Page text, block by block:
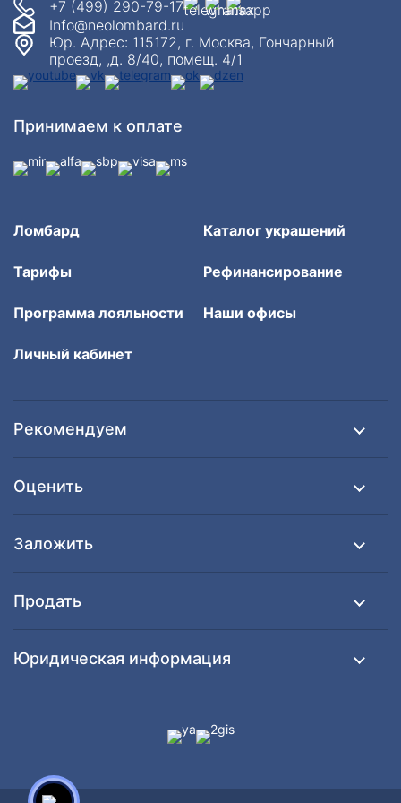
Ломбард Каталог украшений
Тарифы Рефинансирование
Программа лояльности Наши офисы
Личный кабинет
Рекомендуем
Оценить
Заложить
Продать
Юридическая информация
+7 (499) 290-79-17
Info@neolombard.ru
Юр. Адрес: 115172, г. Москва, Гончарный
проезд, ,д. 8/40, помещ. 4/1
Принимаем к оплате